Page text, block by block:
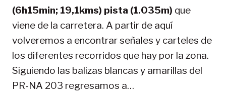
(6h15min; 19,1kms) pista (1.035m) que
viene de la carretera. A partir de aquí
volveremos a encontrar señales y carteles de
los diferentes recorridos que hay por la zona.
Siguiendo las balizas blancas y amarillas del
PR-NA 203 regresamos a…